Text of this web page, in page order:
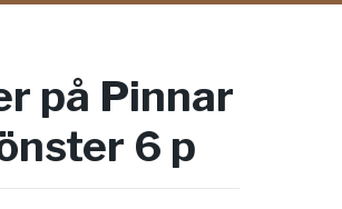
på Pinnar
6 p